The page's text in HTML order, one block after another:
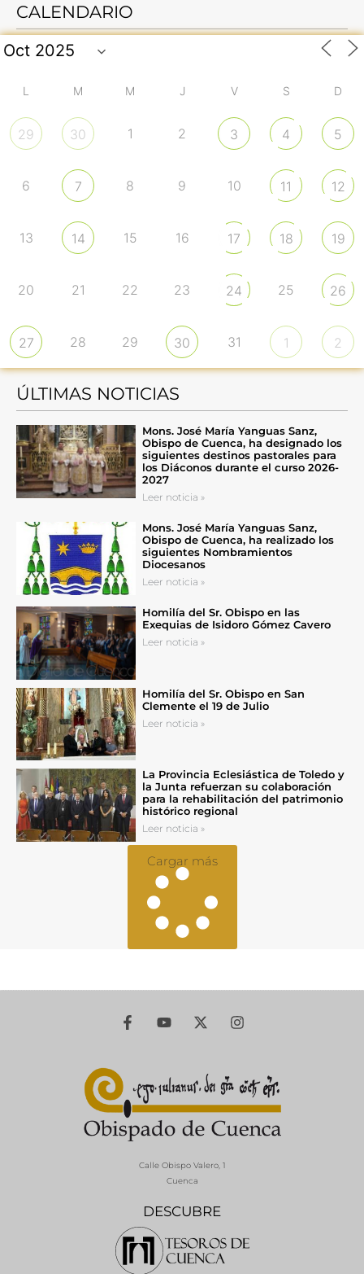
CALENDARIO
L M M J V S D
29 30 1 2 3 4 5
6 7 8 9 10 11 12
13 14 15 16 17 18 19
20 21 22 23 24 25 26
27 28 29 30 31 1 2
ÚLTIMAS NOTICIAS
Mons. José María Yanguas Sanz,
Obispo de Cuenca, ha designado los
siguientes destinos pastorales para
los Diáconos durante el curso 2026-
2027
Leer noticia »
Mons. José María Yanguas Sanz,
Obispo de Cuenca, ha realizado los
siguientes Nombramientos
Diocesanos
Leer noticia »
Homilía del Sr. Obispo en las
Exequias de Isidoro Gómez Cavero
Leer noticia »
Homilía del Sr. Obispo en San
Clemente el 19 de Julio
Leer noticia »
La Provincia Eclesiástica de Toledo y
la Junta refuerzan su colaboración
para la rehabilitación del patrimonio
histórico regional
Leer noticia »
Cargar más
DESCUBRE
Calle Obispo Valero, 1
Cuenca